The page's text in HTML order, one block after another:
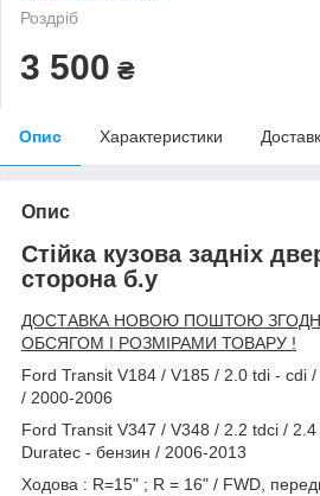
Роздріб
3 500 ₴
Опис Характеристики
Опис
Стійка кузова задніх
сторона б.у
ДОСТАВКА НОВОЮ ПОШТОЮ
ОБСЯГОМ І РОЗМІРАМИ ТОВАРУ !
Ford Transit V184 / V185 / 2.0 tdi - cdi
/ 2000-2006
Ford Transit V347 / V348 / 2.2 tdci /
Duratec - бензин / 2006-2013
Ходова : R=15" ; R = 16" / FWD,